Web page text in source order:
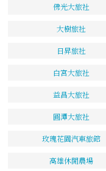
佛光大旅社
大樹旅社
日昇旅社
白宮大旅社
益昌大旅社
圓潭大旅社
玫瑰花園汽車旅館
高雄休閒農場